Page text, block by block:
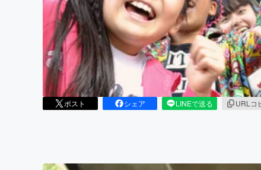
ポスト シェア LINEで送る URLコ